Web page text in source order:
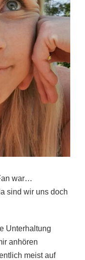
war…
sind wir uns doch
Unterhaltung
anhören
meist auf